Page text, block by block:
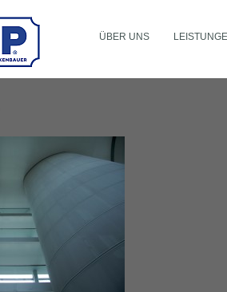
ÜBER UNS